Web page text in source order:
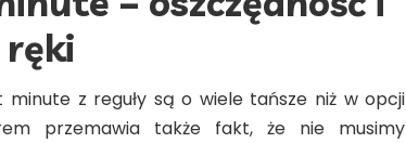
z reguły są o wiele tańsze niż w opcji
przemawia także fakt, że nie musimy